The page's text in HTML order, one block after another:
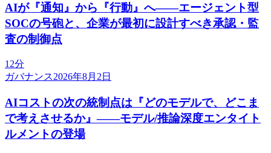
AIが『通知』から『行動』へ——エージェント型
SOCの号砲と、企業が最初に設計すべき承認・監
査の制御点
12分
ガバナンス2026年8月2日
AIコストの次の統制点は『どのモデルで、どこま
で考えさせるか』——モデル/推論深度エンタイト
ルメントの登場